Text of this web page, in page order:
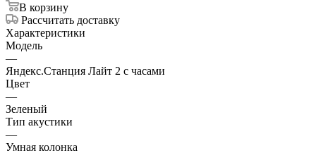
В корзину
Рассчитать доставку
Характеристики
Модель
—
Яндекс.Станция Лайт 2 с часами
Цвет
—
Зеленый
Тип акустики
—
Умная колонка